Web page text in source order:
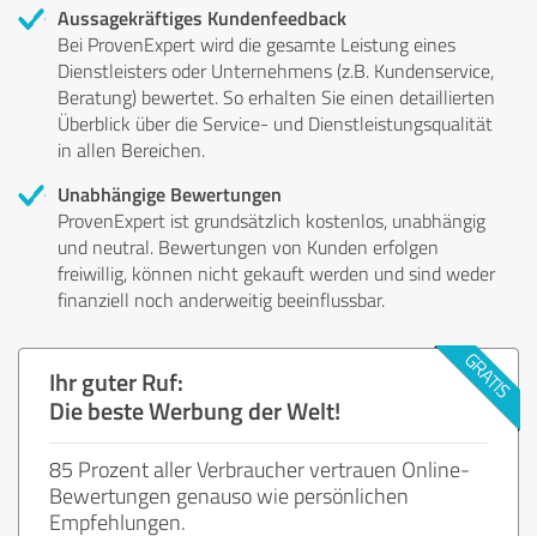
Aussagekräftiges Kundenfeedback
Bei ProvenExpert wird die gesamte Leistung eines
Dienstleisters oder Unternehmens (z.B. Kundenservice,
Beratung) bewertet. So erhalten Sie einen detaillierten
Überblick über die Service- und Dienstleistungsqualität
in allen Bereichen.
Unabhängige Bewertungen
ProvenExpert ist grundsätzlich kostenlos, unabhängig
und neutral. Bewertungen von Kunden erfolgen
freiwillig, können nicht gekauft werden und sind weder
finanziell noch anderweitig beeinflussbar.
Ihr guter Ruf:
Die beste Werbung der Welt!
85 Prozent aller Verbraucher vertrauen Online-
Bewertungen genauso wie persönlichen
Empfehlungen.